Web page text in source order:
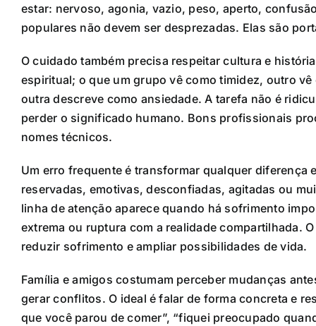
estar: nervoso, agonia, vazio, peso, aperto,
populares não devem ser desprezadas. Elas são
O cuidado também precisa respeitar cultura e
espiritual; o que um grupo vê como timidez, outro
outra descreve como ansiedade. A tarefa não é
perder o significado humano. Bons profissionais
nomes técnicos.
Um erro frequente é transformar qualquer diferença
reservadas, emotivas, desconfiadas, agitadas ou
linha de atenção aparece quando há sofrimento
extrema ou ruptura com a realidade compartilhada.
reduzir sofrimento e ampliar possibilidades de vida.
Família e amigos costumam perceber mudanças
gerar conflitos. O ideal é falar de forma concreta e
que você parou de comer”, “fiquei preocupado